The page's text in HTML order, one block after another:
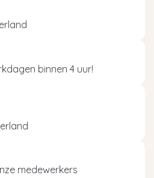
binnen 4 uur!
medewerkers